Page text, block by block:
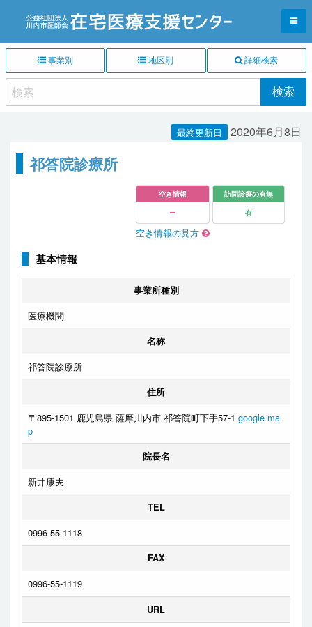
事業別 地区別 詳細検索
最終更新日 2020年6月8日
祁答院診療所
空き情報
空き情報の見方
訪問診療の有無
有
基本情報
事業所種別
医療機関
名称
祁答院診療所
住所
〒895-1501 鹿児島県 薩摩川内市 祁答院町下手57-1 google ma
p
院長名
新井康夫
TEL
0996-55-1118
FAX
0996-55-1119
URL